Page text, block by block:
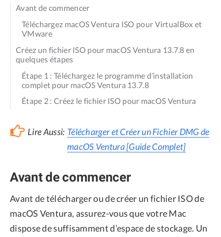
Avant de commencer
Téléchargez macOS Ventura ISO pour VirtualBox et
VMware
Créez un fichier ISO pour macOS Ventura 13.7.8 en
quelques étapes
Étape 1 : Téléchargez le programme d’installation
complet pour macOS Ventura 13.7.8
Étape 2 : Créez le fichier ISO pour macOS Ventura
Lire Aussi: Télécharger et Créer un Fichier DMG de
macOS Ventura [Guide Complet]
Avant de commencer
Avant de télécharger ou de créer un fichier ISO de
macOS Ventura, assurez-vous que votre Mac
dispose de suffisamment d’espace de stockage. Un